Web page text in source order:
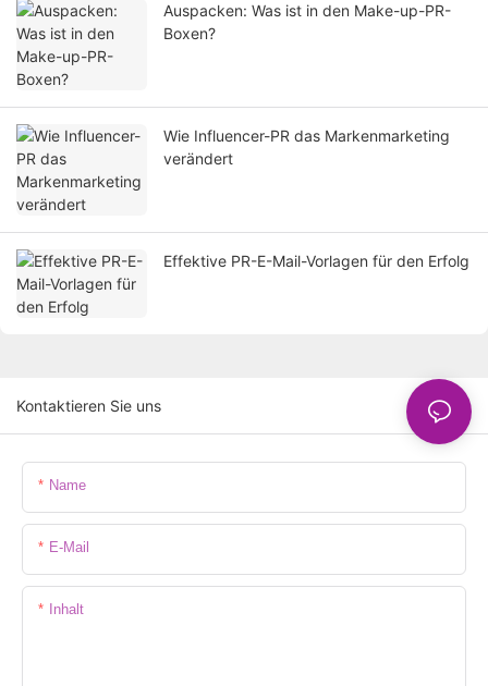
Auspacken: Was ist in den Make-up-PR-
Boxen?
Wie Influencer-PR das Markenmarketing
verändert
Effektive PR-E-Mail-Vorlagen für den Erfolg
Kontaktieren Sie uns
Name
E-Mail
Inhalt